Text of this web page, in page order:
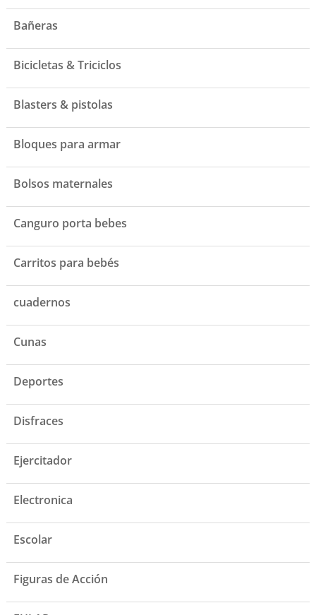
Bañeras
Bicicletas & Triciclos
Blasters & pistolas
Bloques para armar
Bolsos maternales
Canguro porta bebes
Carritos para bebés
cuadernos
Cunas
Deportes
Disfraces
Ejercitador
Electronica
Escolar
Figuras de Acción